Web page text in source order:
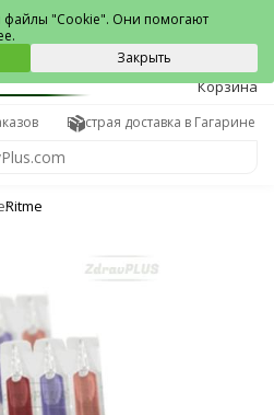
0
Корзина
Быстрая доставка в Гагарине
Ritme
файлы "Cookie". Они помогают
Закрыть